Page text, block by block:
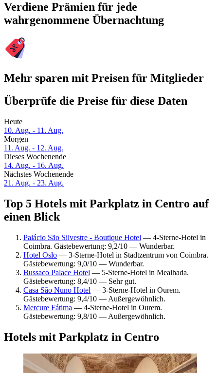
Verdiene Prämien für jede
wahrgenommene Übernachtung
Mehr sparen mit Preisen für Mitglieder
Überprüfe die Preise für diese Daten
Heute
10. Aug. - 11. Aug.
Morgen
11. Aug. - 12. Aug.
Dieses Wochenende
14. Aug. - 16. Aug.
Nächstes Wochenende
21. Aug. - 23. Aug.
Top 5 Hotels mit Parkplatz in Centro auf
einen Blick
Palácio São Silvestre - Boutique Hotel — 4-Sterne-Hotel in
Coimbra. Gästebewertung: 9,2/10 — Wunderbar.
Hotel Oslo — 3-Sterne-Hotel in Stadtzentrum von Coimbra.
Gästebewertung: 9,0/10 — Wunderbar.
Bussaco Palace Hotel — 5-Sterne-Hotel in Mealhada.
Gästebewertung: 8,4/10 — Sehr gut.
Casa São Nuno Hotel — 3-Sterne-Hotel in Ourem.
Gästebewertung: 9,4/10 — Außergewöhnlich.
Mercure Fátima — 4-Sterne-Hotel in Ourem.
Gästebewertung: 9,8/10 — Außergewöhnlich.
Hotels mit Parkplatz in Centro